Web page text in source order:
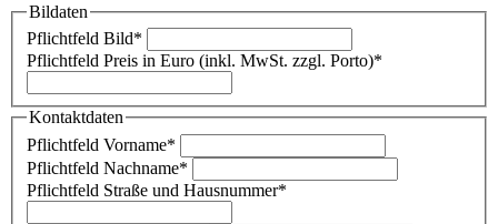
Bildaten
Pflichtfeld Bild*
Pflichtfeld Preis in Euro (inkl. MwSt. zzgl. Porto)*
Kontaktdaten
Pflichtfeld Vorname*
Pflichtfeld Nachname*
Pflichtfeld Straße und Hausnummer*